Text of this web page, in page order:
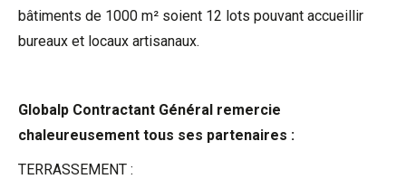
bâtiments de 1000 m² soient 12 lots pouvant accueillir
bureaux et locaux artisanaux.
Globalp Contractant Général remercie
chaleureusement tous ses partenaires :
TERRASSEMENT :